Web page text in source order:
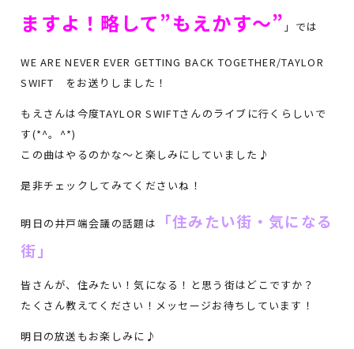
ますよ！略して”もえかす～” 」では
WE ARE NEVER EVER GETTING BACK TOGETHER/TAYLOR
SWIFT をお送りしました！
もえさんは今度TAYLOR SWIFTさんのライブに行くらしいで
す(*^。^*)
この曲はやるのかな～と楽しみにしていました♪
是非チェックしてみてくださいね！
明日の井戸端会議の話題は
「住みたい街・気になる
街」
皆さんが、住みたい！気になる！と思う街はどこですか？
たくさん教えてください！メッセージお待ちしています！
明日の放送もお楽しみに♪